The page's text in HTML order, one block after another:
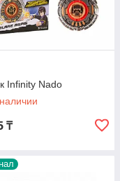
Infinity Nado
₸